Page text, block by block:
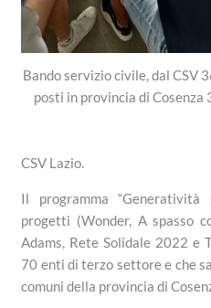
Bando servizio civile, dal CSV
posti in provincia di Cosenza
CSV Lazio.
Il programma “Generatività
progetti (Wonder, A spasso
Adams, Rete Solidale 2022 e
70 enti di terzo settore e che
comuni della provincia di